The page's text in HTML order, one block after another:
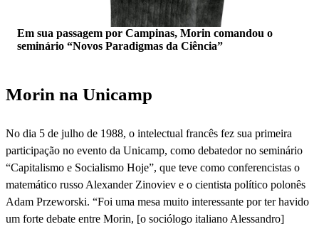
Em sua passagem por Campinas, Morin comandou o
seminário “Novos Paradigmas da Ciência”
Morin na Unicamp
No dia 5 de julho de 1988, o intelectual francês fez sua primeira
participação no evento da Unicamp, como debatedor no seminário
“Capitalismo e Socialismo Hoje”, que teve como conferencistas o
matemático russo Alexander Zinoviev e o cientista político polonês
Adam Przeworski. “Foi uma mesa muito interessante por ter havido
um forte debate entre Morin, [o sociólogo italiano Alessandro]